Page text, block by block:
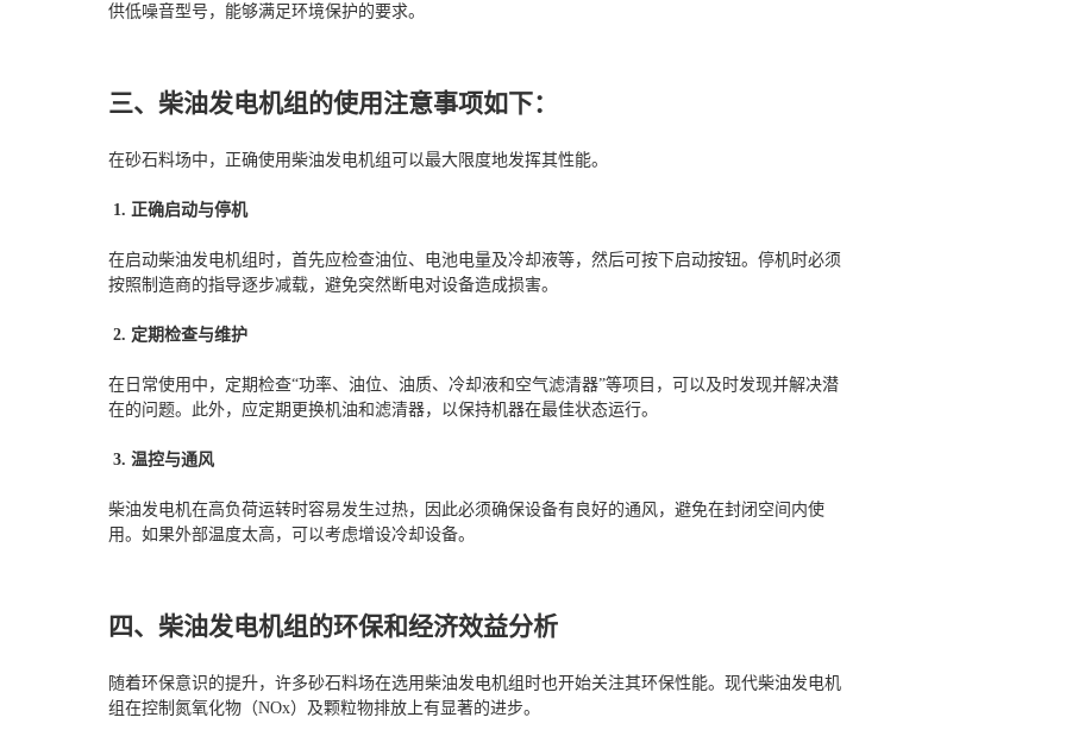
供低噪音型号，能够满足环境保护的要求。
三、柴油发电机组的使用注意事项如下：
在砂石料场中，正确使用柴油发电机组可以最大限度地发挥其性能。
1. 正确启动与停机
在启动柴油发电机组时，首先应检查油位、电池电量及冷却液等，然后可按下启动按钮。停机时必须
按照制造商的指导逐步减载，避免突然断电对设备造成损害。
2. 定期检查与维护
在日常使用中，定期检查“功率、油位、油质、冷却液和空气滤清器”等项目，可以及时发现并解决潜
在的问题。此外，应定期更换机油和滤清器，以保持机器在最佳状态运行。
3. 温控与通风
柴油发电机在高负荷运转时容易发生过热，因此必须确保设备有良好的通风，避免在封闭空间内使
用。如果外部温度太高，可以考虑增设冷却设备。
四、柴油发电机组的环保和经济效益分析
随着环保意识的提升，许多砂石料场在选用柴油发电机组时也开始关注其环保性能。现代柴油发电机
组在控制氮氧化物（NOx）及颗粒物排放上有显著的进步。